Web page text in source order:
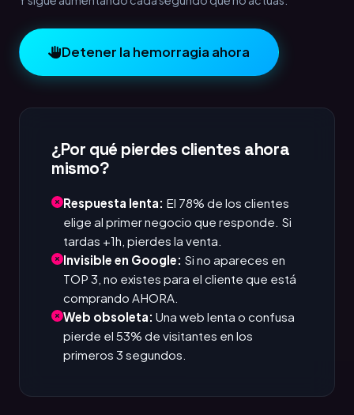
Detener la hemorragia ahora
¿Por qué pierdes clientes ahora
mismo?
Respuesta lenta: El 78% de los clientes
elige al primer negocio que responde. Si
tardas +1h, pierdes la venta.
Invisible en Google: Si no apareces en
TOP 3, no existes para el cliente que está
comprando AHORA.
Web obsoleta: Una web lenta o confusa
pierde el 53% de visitantes en los
primeros 3 segundos.